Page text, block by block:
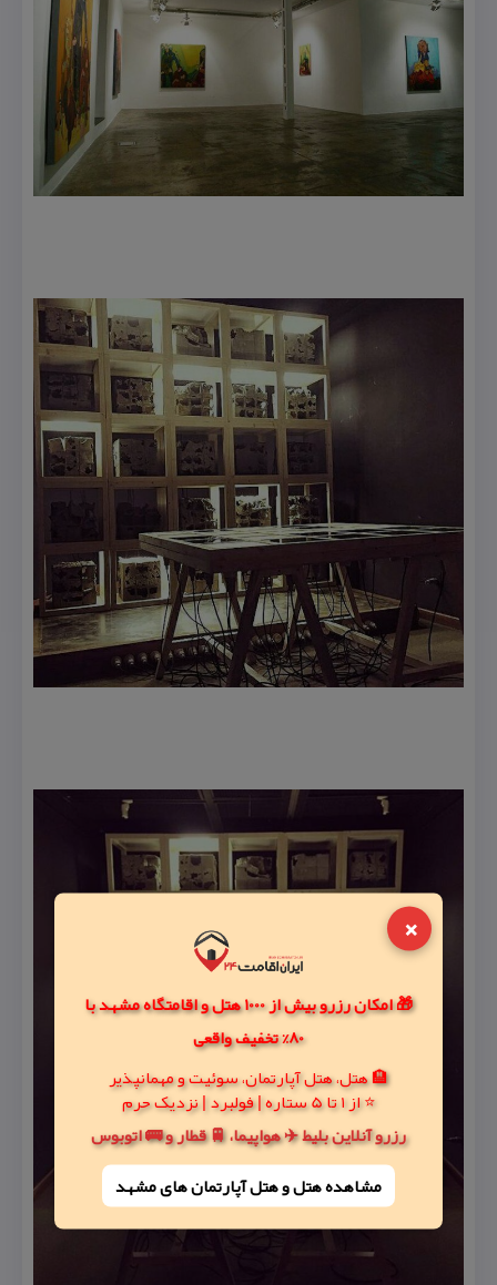
×
🎁 امکان رزرو بیش از 1000 هتل و اقامتگاه مشهد با
80% تخفیف واقعی
🏨 هتل، هتل آپارتمان، سوئیت و مهمانپذیر
⭐ از 1 تا 5 ستاره | فولبرد | نزدیک حرم
رزرو آنلاین بلیط ✈️ هواپیما، 🚆 قطار و 🚌 اتوبوس
مشاهده هتل و هتل‌ آپارتمان های مشهد